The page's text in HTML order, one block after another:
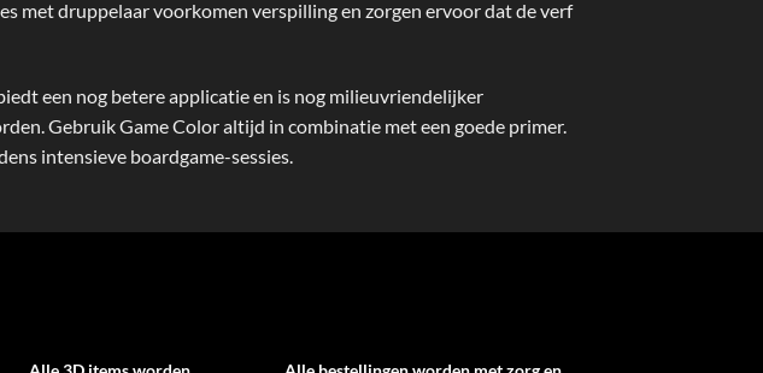
met druppelaar voorkomen verspilling en zorgen ervoor dat de verf
een nog betere applicatie en is nog milieuvriendelijker
Gebruik Game Color altijd in combinatie met een goede primer.
intensieve boardgame-sessies.